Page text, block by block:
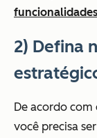
2) Defina
De acordo com
você precisa